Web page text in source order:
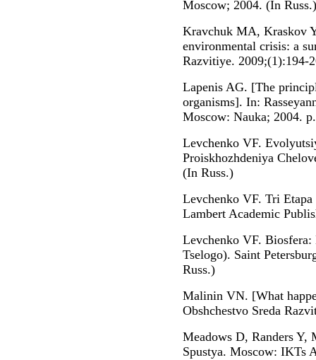
Moscow; 2004. (In Russ.)
Kravchuk MA, Kraskov
environmental crisis: a
Razvitiye. 2009;(1):194-
Lapenis AG. [The
organisms]. In:
Moscow: Nauka; 2004.
Levchenko VF.
Proiskhozhdeniya
(In Russ.)
Levchenko VF. Tri
Lambert Academic
Levchenko VF.
Tselogo). Saint
Russ.)
Malinin VN. [What
Obshchestvo Sreda
Meadows D, Randers Y,
Spustya. Moscow: IKTs